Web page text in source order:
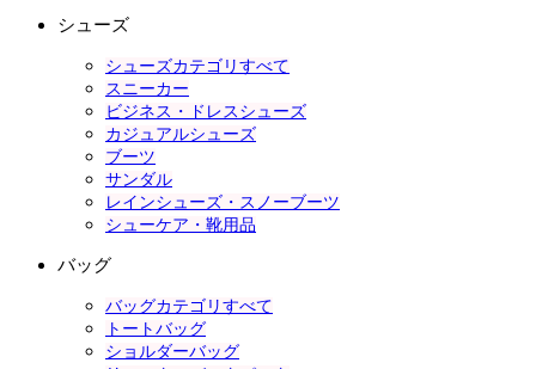
シューズ
シューズカテゴリすべて
スニーカー
ビジネス・ドレスシューズ
カジュアルシューズ
ブーツ
サンダル
レインシューズ・スノーブーツ
シューケア・靴用品
バッグ
バッグカテゴリすべて
トートバッグ
ショルダーバッグ